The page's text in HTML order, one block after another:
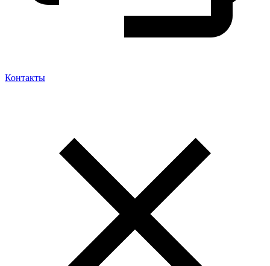
Контакты